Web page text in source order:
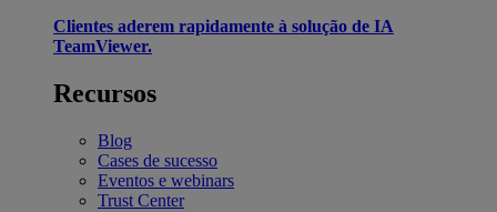
Clientes aderem rapidamente à solução de IA
TeamViewer.
Recursos
Blog
Cases de sucesso
Eventos e webinars
Trust Center